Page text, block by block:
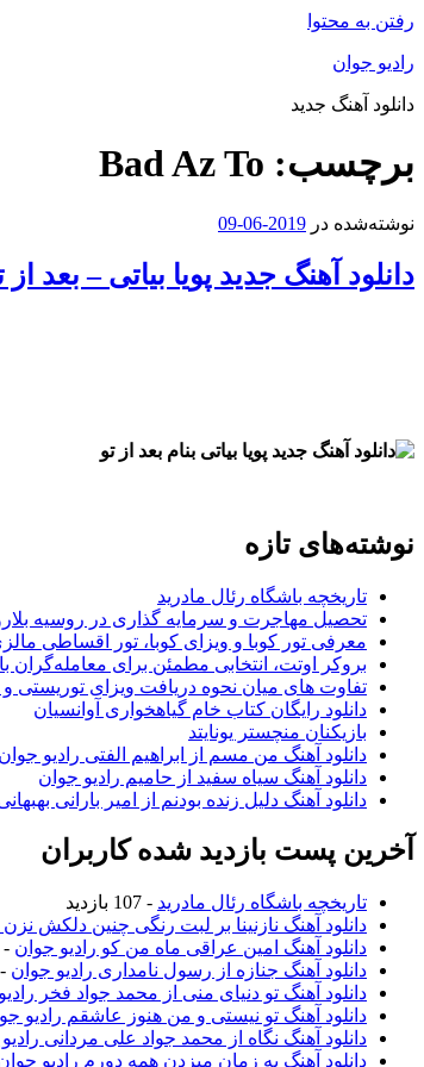
رفتن به محتوا
رادیو جوان
دانلود آهنگ جدید
برچسب: Bad Az To
نوشته‌شده در 2019-06-09
دانلود آهنگ جدید پویا بیاتی – بعد از
نوشته‌های تازه
تاریخچه باشگاه رئال مادرید
تحصیل مهاجرت و سرمایه گذاری در روسیه
معرفی تور کوبا و ویزای کوبا، تور اقساطی
بروکر اوتت، انتخابی مطمئن برای معامله‌گران
تفاوت های میان نحوه دریافت ویزای توریستی و
دانلود رایگان کتاب خام گیاهخواری آوانسیان
بازیکنان منچستر یونایتد
دانلود آهنگ من مسم از ابراهیم الفتی رادیو جوان
دانلود آهنگ سیاه سفید از حامیم رادیو جوان
دانلود آهنگ دلیل زنده بودنم از امیر بارانی
آخرین پست بازدید شده کاربران
تاریخچه باشگاه رئال مادرید - 107 بازدید
دانلود آهنگ نازنینا بر لبت رنگی چنین دلکش نزن
دانلود آهنگ امین عراقی ماه من کو رادیو جوان - 985 بازدید
دانلود آهنگ جنازه از رسول نامداری رادیو جوان - 985 بازدید
دانلود آهنگ تو دنیای منی از محمد جواد فخر
دانلود آهنگ تو نیستی و من هنوز عاشقم رادیو
دانلود آهنگ نگاه از محمد جواد علی مردانی
دانلود آهنگ یه زمان میزدن همه دورم رادیو